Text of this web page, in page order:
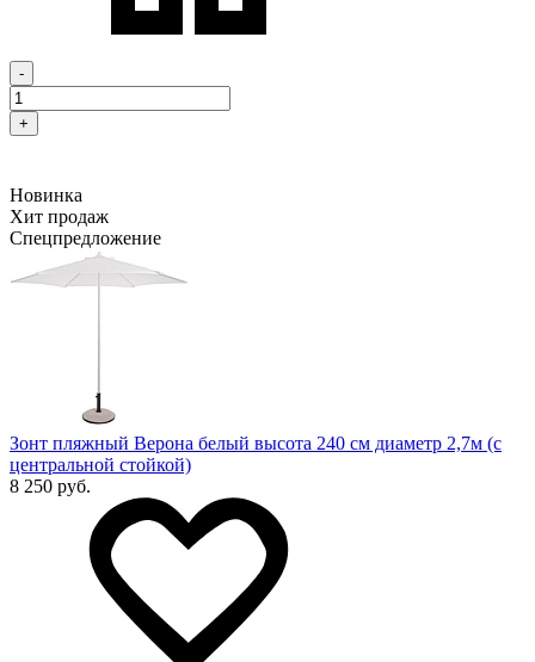
-
+
Новинка
Хит продаж
Спецпредложение
Зонт пляжный Верона белый высота 240 см диаметр 2,7м (с
центральной стойкой)
8 250 руб.